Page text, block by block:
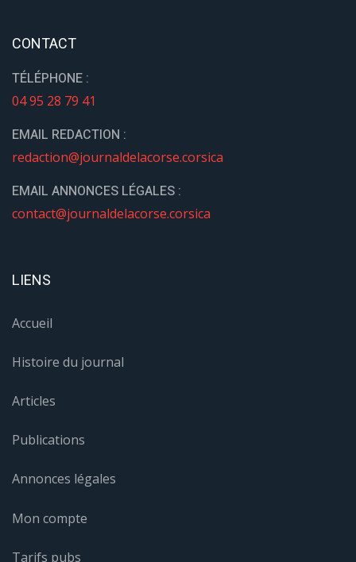
CONTACT
TÉLÉPHONE :
04 95 28 79 41
EMAIL REDACTION :
redaction@journaldelacorse.corsica
EMAIL ANNONCES LÉGALES :
contact@journaldelacorse.corsica
LIENS
Accueil
Histoire du journal
Articles
Publications
Annonces légales
Mon compte
Tarifs pubs